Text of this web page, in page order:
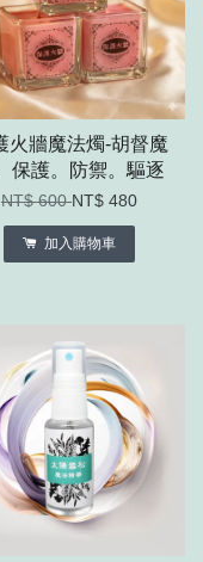
火牆魔法燭-胡督魔
保護。防禦。驅逐
NT$ 600NT$ 480
加入購物車